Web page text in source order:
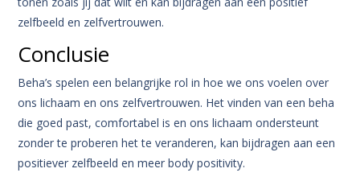
zelfbeeld en zelfvertrouwen.
Conclusie
Beha’s spelen een belangrijke rol in hoe we ons voelen over
ons lichaam en ons zelfvertrouwen. Het vinden van een beha
die goed past, comfortabel is en ons lichaam ondersteunt
zonder te proberen het te veranderen, kan bijdragen aan een
positiever zelfbeeld en meer body positivity.